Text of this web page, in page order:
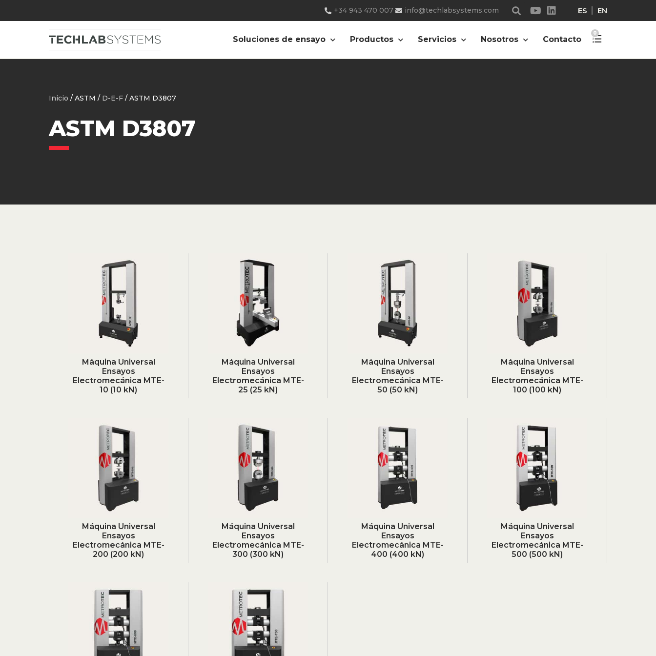
+34 943 470 007 info@techlabsystems.com ES EN
Soluciones de ensayo Productos Servicios Nosotros Contacto
0
Inicio / ASTM / D-E-F / ASTM D3807
ASTM D3807
Máquina Universal
Ensayos
Electromecánica MTE-
10 (10 kN)
Máquina Universal
Ensayos
Electromecánica MTE-
25 (25 kN)
Máquina Universal
Ensayos
Electromecánica MTE-
50 (50 kN)
Máquina Universal
Ensayos
Electromecánica MTE-
100 (100 kN)
Máquina Universal
Ensayos
Electromecánica MTE-
200 (200 kN)
Máquina Universal
Ensayos
Electromecánica MTE-
300 (300 kN)
Máquina Universal
Ensayos
Electromecánica MTE-
400 (400 kN)
Máquina Universal
Ensayos
Electromecánica MTE-
500 (500 kN)